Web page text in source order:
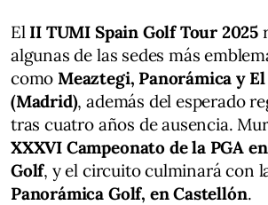
El II TUMI Spain Golf Tour 2025
algunas de las sedes más
como Meaztegi, Panorámica y
(Madrid), además del esperado
tras cuatro años de ausencia.
XXXVI Campeonato de la PGA
Golf, y el circuito culminará con
Panorámica Golf, en Castellón.